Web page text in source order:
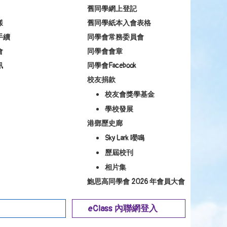
續
舊同學網上登記
舊同學紙本入會表格
同學會常務委員會
同學會會章
同學會Facebook
校友捐款
校友會獎學基金
學校發展
港鄧歷史廊
Sky Lark 嚶鳴
歷屆校刊
相片集
鮑思高同學會 2026 年會員大會
eClass 內聯網登入